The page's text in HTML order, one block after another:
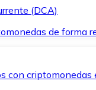
(DCA)
de forma
con criptomonedas